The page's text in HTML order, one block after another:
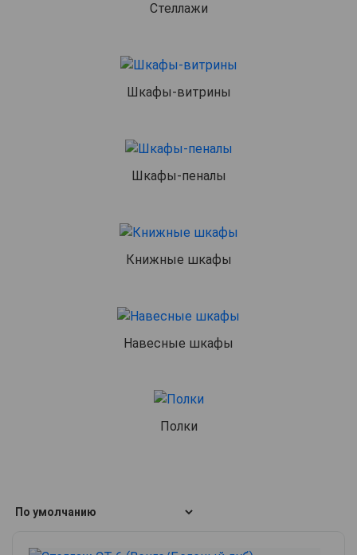
Стеллажи
Шкафы-витрины
Шкафы-пеналы
Книжные шкафы
Навесные шкафы
Полки